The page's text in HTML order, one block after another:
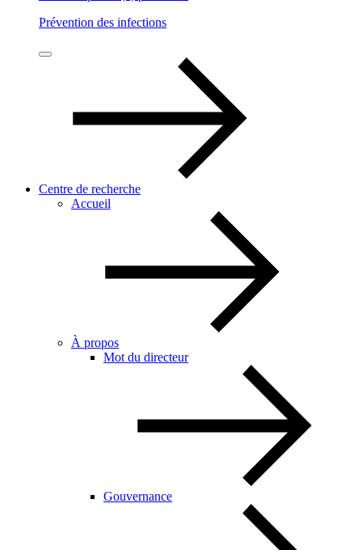
Prévention des infections
Centre de recherche
Accueil
À propos
Mot du directeur
Gouvernance